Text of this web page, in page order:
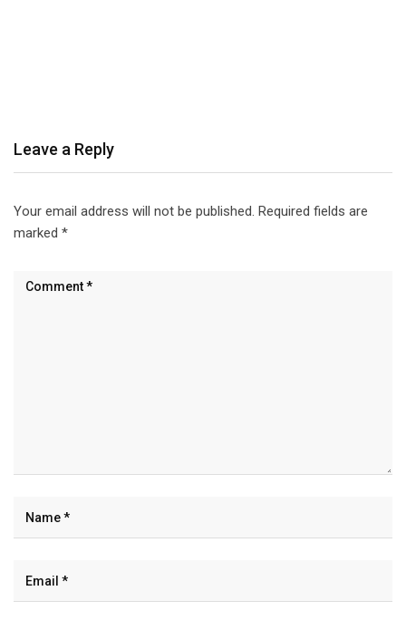
Leave a Reply
Your email address will not be published. Required fields are
marked *